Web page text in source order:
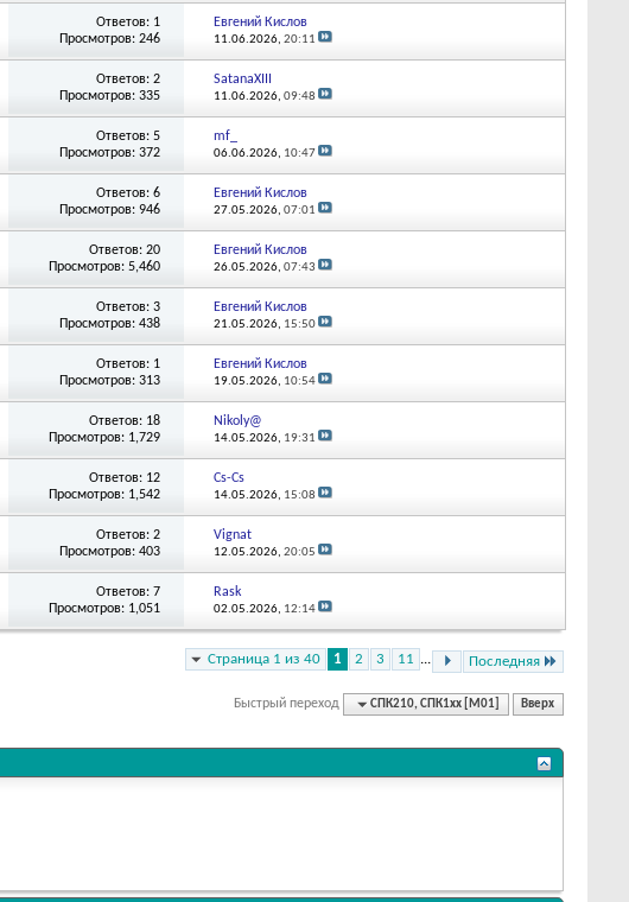
Ответов: 1
Просмотров: 246
Евгений Кислов
11.06.2026, 20:11
Ответов: 2
Просмотров: 335
SatanaXIII
11.06.2026, 09:48
Ответов: 5
Просмотров: 372
mf_
06.06.2026, 10:47
Ответов: 6
Просмотров: 946
Евгений Кислов
27.05.2026, 07:01
Ответов: 20
Просмотров: 5,460
Евгений Кислов
26.05.2026, 07:43
Ответов: 3
Просмотров: 438
Евгений Кислов
21.05.2026, 15:50
Ответов: 1
Просмотров: 313
Евгений Кислов
19.05.2026, 10:54
Ответов: 18
Просмотров: 1,729
Nikoly@
14.05.2026, 19:31
Ответов: 12
Просмотров: 1,542
Cs-Cs
14.05.2026, 15:08
Ответов: 2
Просмотров: 403
Vignat
12.05.2026, 20:05
Ответов: 7
Просмотров: 1,051
Rask
02.05.2026, 12:14
Страница 1 из 40 1 2 3 11 ... Последняя
Быстрый переход СПК210, СПК1xx [М01] Вверх